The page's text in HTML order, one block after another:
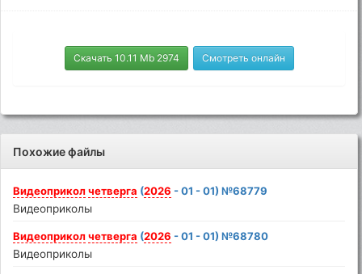
Скачать 10.11 Mb 2974 Смотреть онлайн
Похожие файлы
Видеоприкол четверга (2026 - 01 - 01) №68779
Видеоприколы
Видеоприкол четверга (2026 - 01 - 01) №68780
Видеоприколы